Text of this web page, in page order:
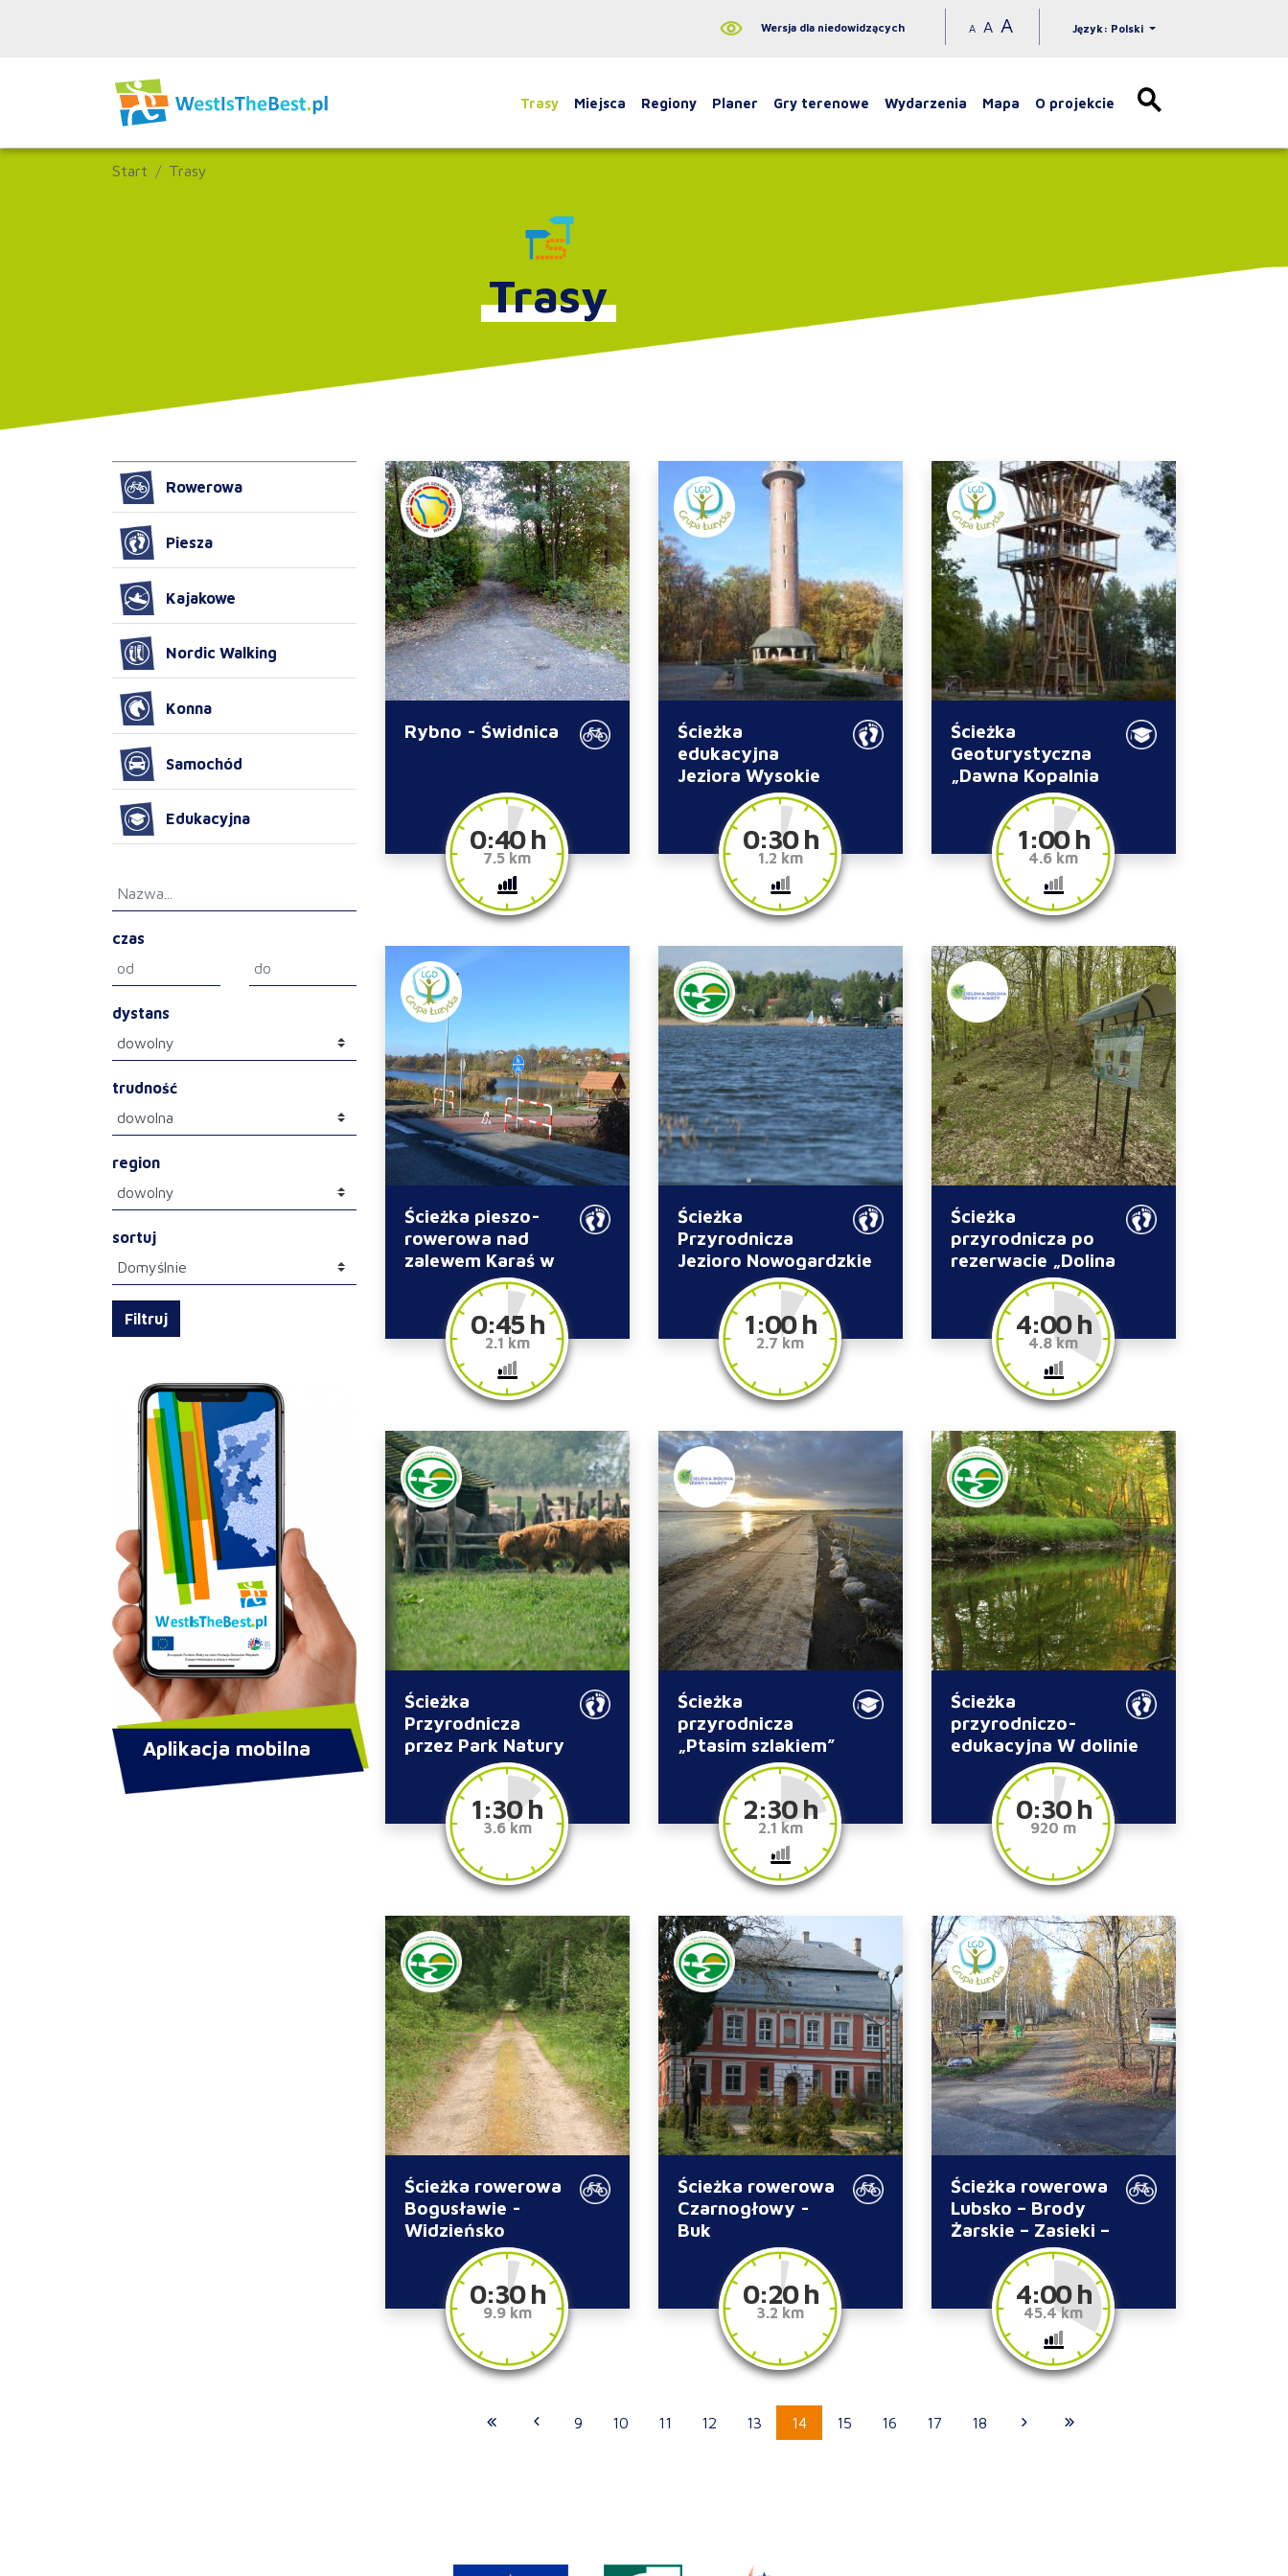
Wersja dla niedowidzących A A A Język: Polski
Trasy Miejsca Regiony Planer Gry terenowe Wydarzenia Mapa O projekcie
Start Trasy
Trasy
Rybno - Świdnica
0:40 h
7.5 km
Ścieżka
edukacyjna
Jeziora Wysokie
0:30 h
1.2 km
Ścieżka
Geoturystyczna
„Dawna Kopalnia
1:00 h
4.6 km
Ścieżka pieszo-
rowerowa nad
zalewem Karaś w
0:45 h
2.1 km
Ścieżka
Przyrodnicza
Jezioro Nowogardzkie
1:00 h
2.7 km
Ścieżka
przyrodnicza po
rezerwacie „Dolina
Postomii”
4:00 h
4.8 km
Ścieżka
Przyrodnicza
przez Park Natury
Zalewu Szczecińskiego
1:30 h
3.6 km
Ścieżka
przyrodnicza
„Ptasim szlakiem”
2:30 h
2.1 km
Ścieżka
przyrodniczo-
edukacyjna W dolinie
rzeki Leśnicy
0:30 h
920 m
Ścieżka rowerowa
Bogusławie -
Widzieńsko
0:30 h
9.9 km
Ścieżka rowerowa
Czarnogłowy -
Buk
0:20 h
3.2 km
Ścieżka rowerowa
Lubsko – Brody
Żarskie – Zasieki –
4:00 h
45.4 km
9 10 11 12 13 14 15 16 17 18
Rowerowa
Piesza
Kajakowe
Nordic Walking
Konna
Samochód
Edukacyjna
czas
dystans
trudność
region
sortuj
Filtruj
Aplikacja mobilna